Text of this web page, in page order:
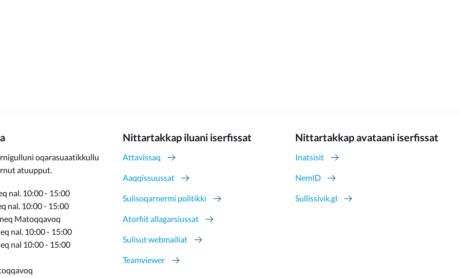
oqarasuaatikkullu
atuupput.
nal. 10:00 - 15:00
nal. 10:00 - 15:00
Matoqqavoq
nal. 10:00 - 15:00
nal 10:00 - 15:00
Nittartakkap iluani iserfissat
Attavissaq
Aaqqissuussat
Sulisoqarnermi politikki
Atorfiit allagarsiussat
Sulisut webmailiat
Teamviewer
Nittartakkap avataani iserfissat
Inatsisit
NemID
Sullissivik.gl